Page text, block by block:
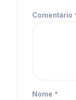
Comentário
Nome *